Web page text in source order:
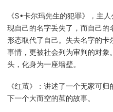
《S•卡尔玛先生的犯罪》，主
现自己的名字丢失了，而自己
形态取代了自己。失去名字的
事情，更被社会列为审判的对象
头，化身为一座墙壁。
《红茧》：讲述了一个无家可
下一个大而空的茧的故事。